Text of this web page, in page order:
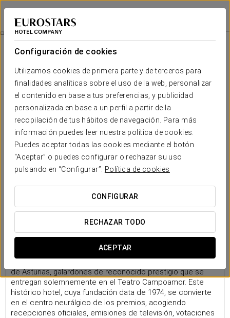
Configuración de cookies
Utilizamos cookies de primera parte y de terceros para
finalidades analíticas sobre el uso de la web, personalizar
el contenido en base a tus preferencias, y publicidad
personalizada en base a un perfil a partir de la
recopilación de tus hábitos de navegación. Para más
información puedes leer nuestra política de cookies.
Puedes aceptar todas las cookies mediante el botón
“Aceptar” o puedes configurar o rechazar su uso
pulsando en “Configurar”.
Política de cookies
CONFIGURAR
RECHAZAR TODO
ACEPTAR
Eurostars Hotel de la Reconquista
OVIEDO
Premios Princesa De Asturias
Premios Princesa de Asturias
El Eurostars Hotel La Reconquista es el lugar donde cada
año se reúnen los distintos jurados de los Premios Princesa
de Asturias, galardones de reconocido prestigio que se
entregan solemnemente en el Teatro Campoamor. Este
histórico hotel, cuya fundación data de 1974, se convierte
en el centro neurálgico de los premios, acogiendo
recepciones oficiales, emisiones de televisión, votaciones